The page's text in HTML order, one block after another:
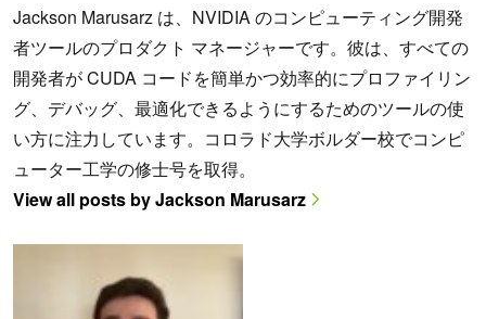
Jackson Marusarz は、NVIDIA のコンピューティング開発
者ツールのプロダクト マネージャーです。彼は、すべての
開発者が CUDA コードを簡単かつ効率的にプロファイリン
グ、デバッグ、最適化できるようにするためのツールの使
い方に注力しています。コロラド大学ボルダー校でコンピ
ューター工学の修士号を取得。
View all posts by Jackson Marusarz